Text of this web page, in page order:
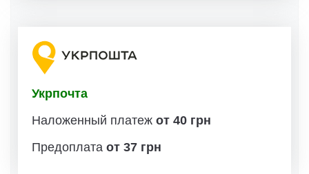
Укрпочта
Наложенный платеж от 40 грн
Предоплата от 37 грн